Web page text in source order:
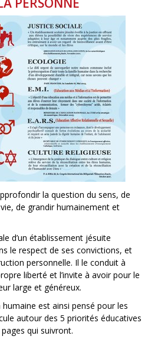
la question du sens, de
de grandir humainement et
d’un établissement jésuite
le respect de ses convictions, et
personnelle. Il le conduit à
liberté et l’invite à avoir pour le
large et généreux.
est ainsi pensé pour les
autour des 5 priorités éducatives
qui suivront.